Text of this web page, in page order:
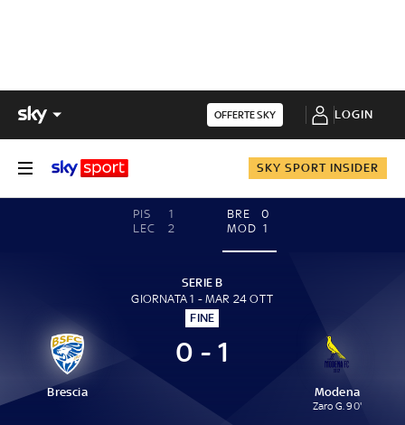
OFFERTE SKY LOGIN
SKY SPORT INSIDER
PIS
1
LEC
2
BRE
0
MOD 1
SERIE B
GIORNATA 1 - MAR 24 OTT
FINE
Brescia
0 - 1
Modena
Zaro G. 90'